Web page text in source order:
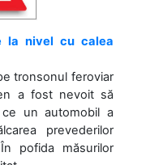
la nivel cu calea
tronsonul feroviar
a fost nevoit să
un automobil a
prevederilor
pofida măsurilor